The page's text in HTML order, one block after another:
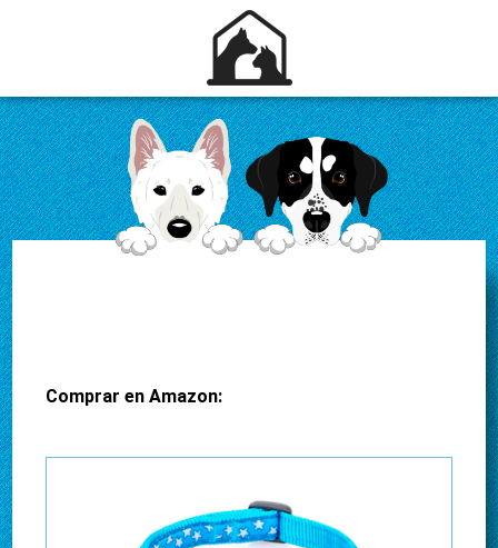
Comprar en Amazon: